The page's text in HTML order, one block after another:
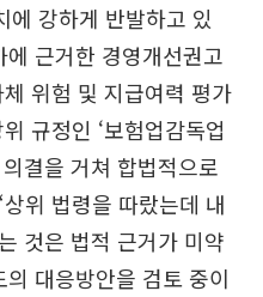
에 강하게 반발하고 있
근거한 경영개선권고
위험 및 지급여력 평가
규정인 ‘보험업감독업
결을 거쳐 합법적으로
위 법령을 따랐는데 내
것은 법적 근거가 미약
대응방안을 검토 중이